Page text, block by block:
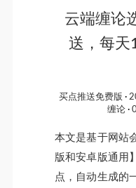
云端缠论
送，每天
买点推送免费版
缠论
本文是基于网站
版和安卓版通用
点，自动生成的